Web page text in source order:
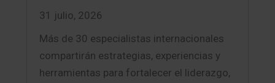
31 julio, 2026
Más de 30 especialistas internacionales
compartirán estrategias, experiencias y
herramientas para fortalecer el liderazgo,